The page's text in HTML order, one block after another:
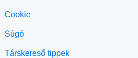
Cookie
Súgó
Társkereső tippek